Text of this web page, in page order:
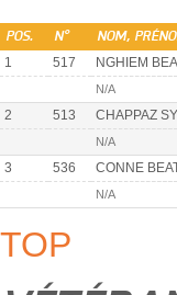
POS. N° NOM,
1 517 NGHIEM
N/A
2 513 CHAPPAZ
N/A
3 536 CONNE
N/A
TOP